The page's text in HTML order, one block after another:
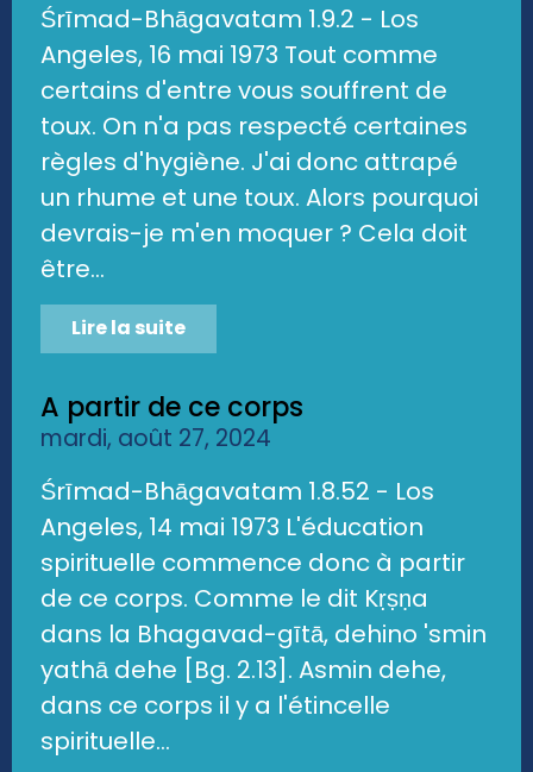
Śrīmad-Bhāgavatam 1.9.2 - Los
Angeles, 16 mai 1973 Tout comme
certains d'entre vous souffrent de
toux. On n'a pas respecté certaines
règles d'hygiène. J'ai donc attrapé
un rhume et une toux. Alors pourquoi
devrais-je m'en moquer ? Cela doit
être...
Lire la suite
A partir de ce corps
mardi, août 27, 2024
Śrīmad-Bhāgavatam 1.8.52 - Los
Angeles, 14 mai 1973 L'éducation
spirituelle commence donc à partir
de ce corps. Comme le dit Kṛṣṇa
dans la Bhagavad-gītā, dehino 'smin
yathā dehe [Bg. 2.13]. Asmin dehe,
dans ce corps il y a l'étincelle
spirituelle...